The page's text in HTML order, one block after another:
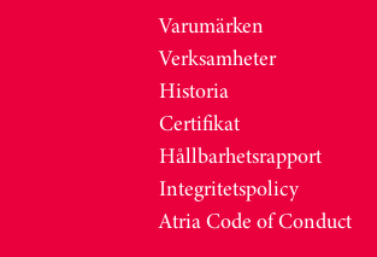
Varumärken
Verksamheter
Historia
Certifikat
Hållbarhetsrapport
Integritetspolicy
Atria Code of Conduct